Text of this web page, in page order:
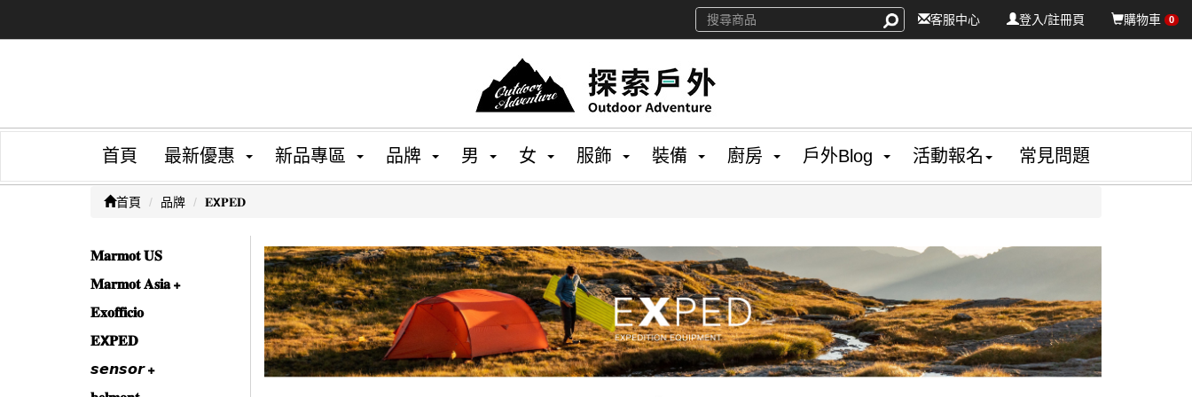
購物車 0
登入/註冊頁
客服中心
首頁 最新優惠 新品專區 品牌 男 女 服飾 裝備 廚房 戶外Blog 活動報名 常見問題
首頁 品牌 𝐄𝗫𝐏𝐄𝐃
𝐌𝐚𝐫𝐦𝐨𝐭 𝐔𝐒
𝐌𝐚𝐫𝐦𝐨𝐭 𝐀𝐬𝐢𝐚
𝐄𝐱𝐨𝐟𝐟𝐢𝐜𝐢𝐨
𝐄𝗫𝐏𝐄𝐃
𝙨𝙚𝙣𝙨𝙤𝙧